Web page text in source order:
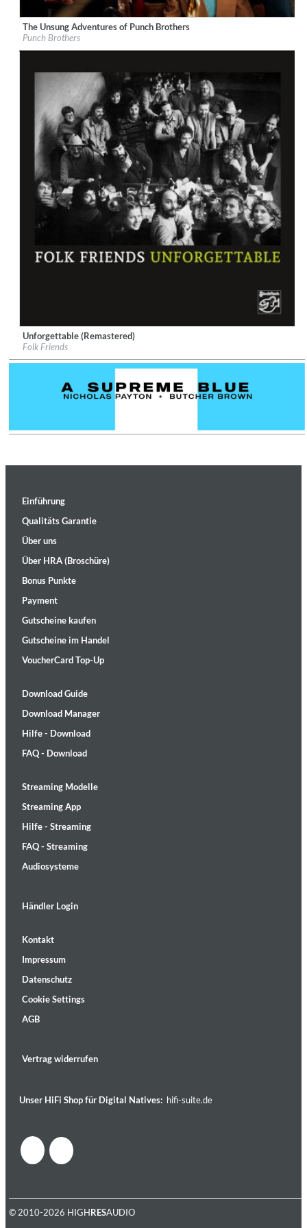
Label:Nonesuch
Genre: Folk
The Unsung Adventures of Punch Brothers
Punch Brothers
Label:Stockfisch Records
Genre: Folk
$ 15,10
Unforgettable (Remastered)
Folk Friends
Einführung
Qualitäts Garantie
Über uns
Über HRA (Broschüre)
Bonus Punkte
Payment
Gutscheine kaufen
Gutscheine im Handel
VoucherCard Top-Up
Download Guide
Download Manager
Hilfe - Download
FAQ - Download
Streaming Modelle
Streaming App
Hilfe - Streaming
FAQ - Streaming
Audiosysteme
Händler Login
Kontakt
Impressum
Datenschutz
Cookie Settings
AGB
Vertrag widerrufen
Unser HiFi Shop für Digital Natives: hifi-suite.de
© 2010-2026 HIGHRESAUDIO